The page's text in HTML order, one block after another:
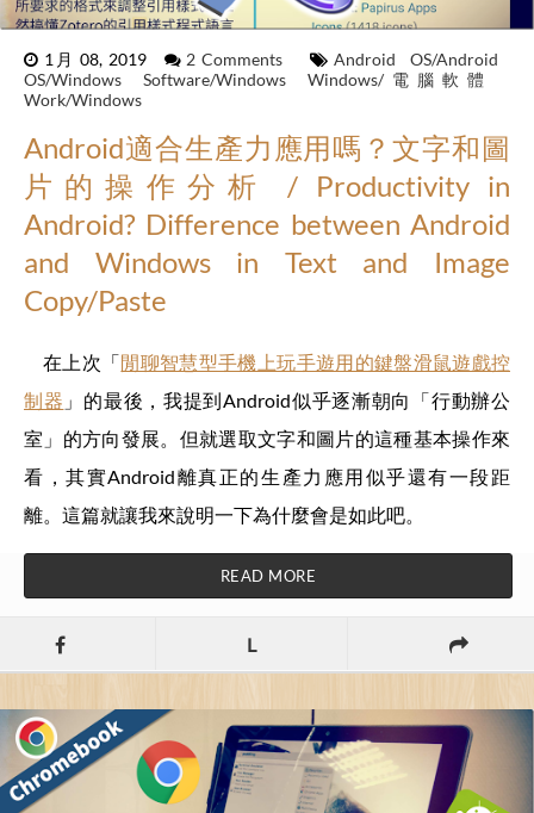
1月 08, 2019 2 Comments Android
OS/Android
OS/Windows
Software/Windows
Windows/電腦軟體
Work/Windows
Android適合生產力應用嗎？文字和圖
片的操作分析 / Productivity in
Android? Difference between Android
and Windows in Text and Image
Copy/Paste
在上次「閒聊智慧型手機上玩手遊用的鍵盤滑鼠遊戲控
制器 」的最後，我提到Android似乎逐漸朝向「行動辦公
室」的方向發展。但就選取文字和圖片的這種基本操作來
看，其實Android離真正的生產力應用似乎還有一段距
離。這篇就讓我來說明一下為什麼會是如此吧。
READ MORE
L